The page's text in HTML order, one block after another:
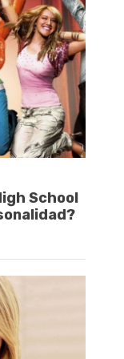
School